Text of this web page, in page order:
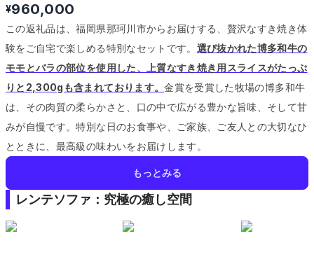
¥960,000
この返礼品は、福岡県那珂川市からお届けする、贅沢なすき焼き体
験をご自宅で楽しめる特別なセットです。 選び抜かれた博多和牛の
モモとバラの部位を使用した、上質なすき焼き用スライスがたっぷ
りと2,300gも含まれております。金賞を受賞した牧場の博多和牛
は、その肉質の柔らかさと、口の中で広がる豊かな旨味、そして甘
みが自慢です。特別な日のお食事や、ご家族、ご友人との大切なひ
とときに、最高級の味わいをお届けします。
もっとみる
レンテソファ：究極の癒し空間